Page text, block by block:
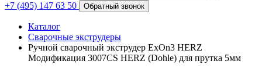
+7 (495) 147 63 50 Обратный звонок
Каталог
Сварочные экструдеры
Ручной сварочный экструдер ExOn3 HERZ
Модификация 3007CS HERZ (Dohle) для прутка 5мм